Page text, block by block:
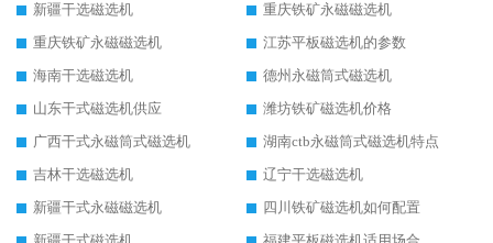
新疆干选磁选机
重庆铁矿永磁磁选机
重庆铁矿永磁磁选机
江苏平板磁选机的参数
海南干选磁选机
德州永磁筒式磁选机
山东干式磁选机供应
潍坊铁矿磁选机价格
广西干式永磁筒式磁选机
湖南ctb永磁筒式磁选机特点
吉林干选磁选机
辽宁干选磁选机
新疆干式永磁磁选机
四川铁矿磁选机如何配置